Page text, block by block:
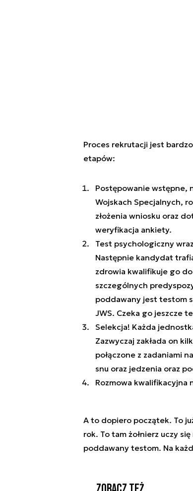
Proces rekrutacji jest
etapów:
Postępowanie wstępne,
Wojskach Specjalnych,
złożenia wniosku oraz
weryfikacja ankiety.
Test psychologiczny
Następnie kandydat
zdrowia kwalifikuje go
szczególnych
poddawany jest testom
JWS. Czeka go jeszcze
Selekcja! Każda
Zazwyczaj zakłada on
połączone z zadaniami
snu oraz jedzenia oraz
Rozmowa
A to dopiero początek. To
rok. To tam żołnierz uczy
poddawany testom. Na